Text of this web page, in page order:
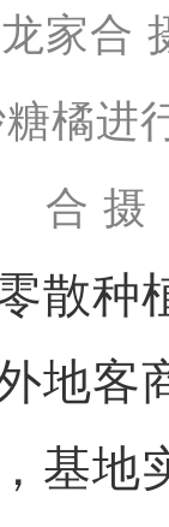
糖橘
合 摄
种
地客
基地